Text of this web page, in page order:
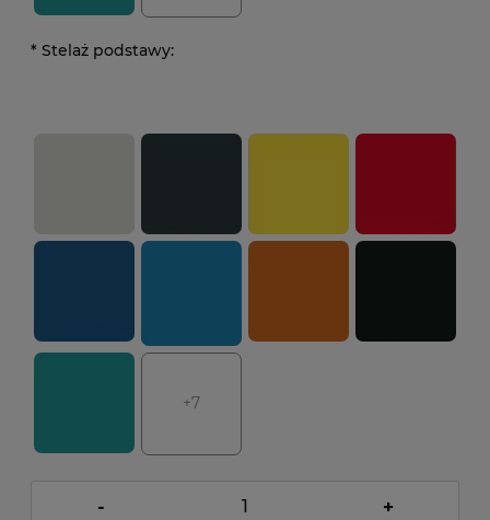
* Stelaż podstawy:
+7
- +